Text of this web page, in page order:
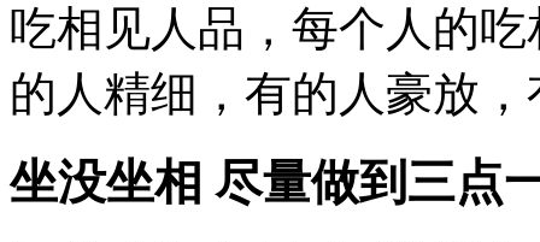
吃相见人品，每个人的
的人精细，有的人豪放
坐没坐相 尽量做到三点